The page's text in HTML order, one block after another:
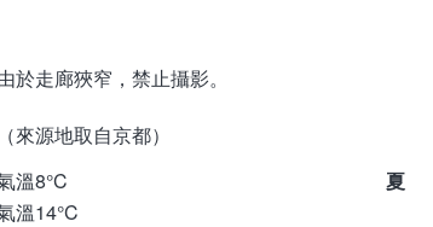
走廊狹窄，禁止攝影。
源地取自京都）
溫8°C
溫14°C
夏